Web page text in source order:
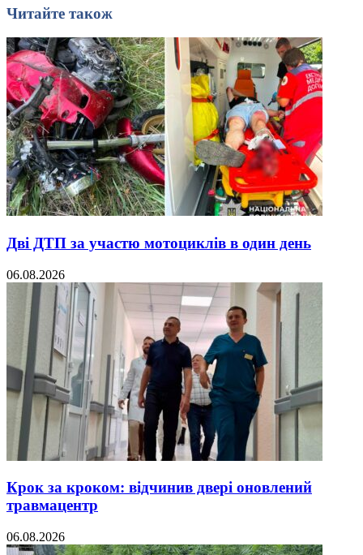
Читайте також
Дві ДТП за участю мотоциклів в один день
06.08.2026
Крок за кроком: відчинив двері оновлений
травмацентр
06.08.2026